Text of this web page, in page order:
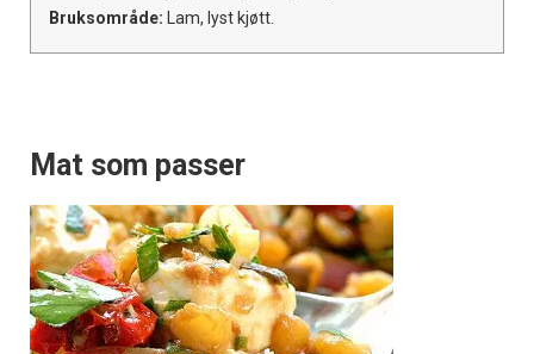
Bruksområde: Lam, lyst kjøtt.
Mat som passer